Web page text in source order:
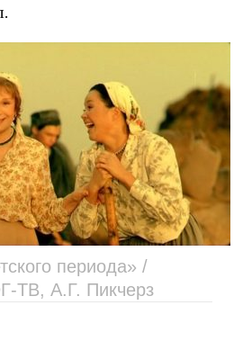
периода» /
ТВ, А.Г. Пикчерз